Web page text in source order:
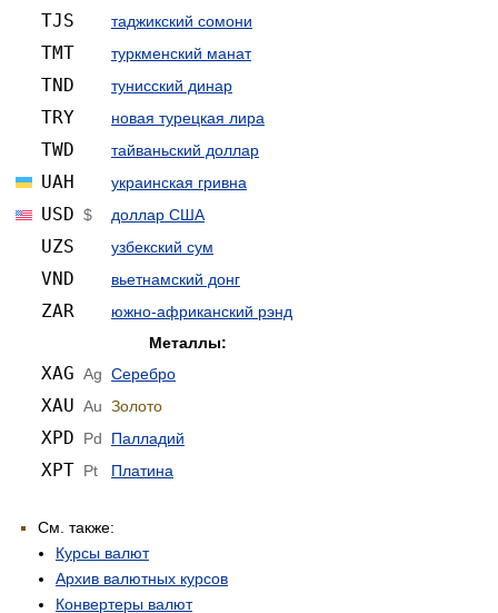
TJS таджикский сомони
TMT туркменский манат
TND тунисский динар
TRY новая турецкая лира
TWD тайваньский доллар
UAH украинская гривна
USD $ доллар США
UZS узбекский сум
VND вьетнамский донг
ZAR
южно-африканский рэнд
Металлы:
XAG Ag Серебро
XAU Au Золото
XPD Pd Палладий
XPT Pt Платина
См. также:
Курсы валют
Архив валютных курсов
Конвертеры валют